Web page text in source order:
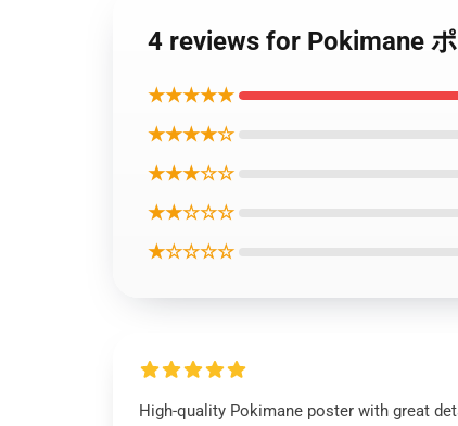
4 reviews for Pokimane
★★★★★
★★★★☆
★★★☆☆
★★☆☆☆
★☆☆☆☆
High-quality Pokimane poster with great